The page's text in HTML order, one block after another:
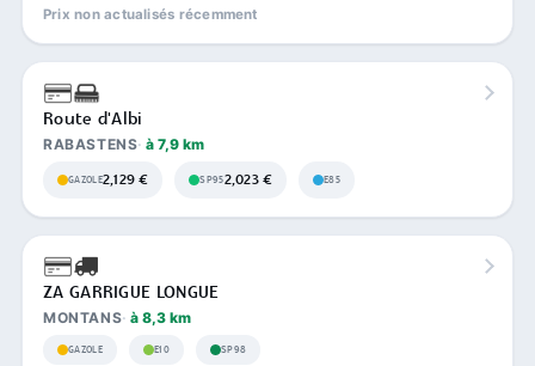
Prix non actualisés récemment
Route d'Albi
RABASTENS à 7,9 km
GAZOLE2,129 € SP952,023 € E85
ZA GARRIGUE LONGUE
MONTANS à 8,3 km
GAZOLE E10 SP98